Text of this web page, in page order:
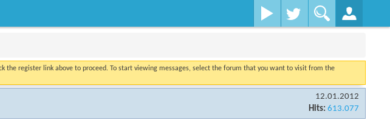
the register link above to proceed. To start viewing messages, select the forum that you want to visit from the
12.01.2012
Hits: 613.077